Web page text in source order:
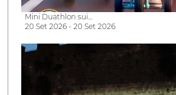
Mini Duathlon sui…
20 Set 2026 - 20 Set 2026